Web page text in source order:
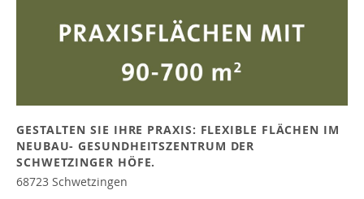
GESTALTEN SIE IHRE PRAXIS: FLEXIBLE FLÄCHEN IM
NEUBAU- GESUNDHEITSZENTRUM DER
SCHWETZINGER HÖFE.
68723 Schwetzingen